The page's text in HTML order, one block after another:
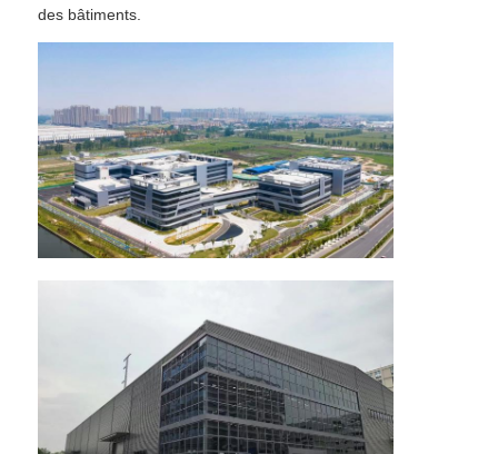
Atelier de structure en acier
Bâtiment de structure en acier
Construction de la structure en acier
Bâtiment à cadre en acier
Fabrication de structure métallique
Matériau de construction en acier
des bâtiments.